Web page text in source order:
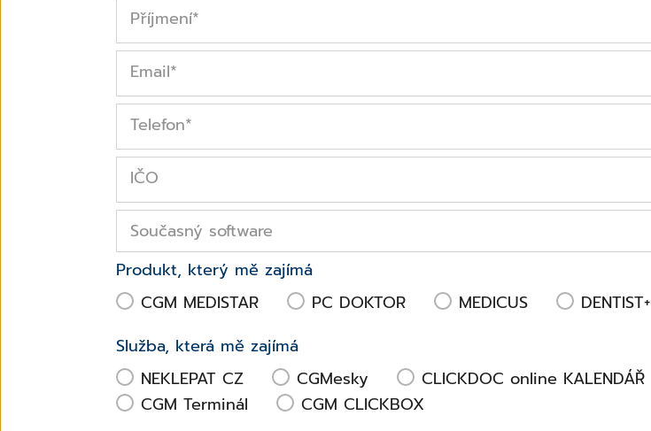
Příjmení*
Email*
Telefon*
IČO
Současný software
Produkt, který mě zajímá
CGM MEDISTAR
PC DOKTOR MEDICUS DENTIST+
Služba, která mě zajímá
NEKLEPAT CZ
CGMesky CLICKDOC online KALENDÁŘ
CGM Terminál
CGM CLICKBOX